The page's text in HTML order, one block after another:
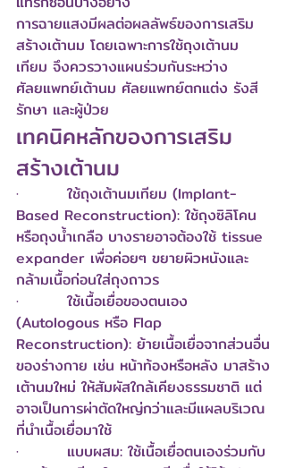
การฉายแสงมีผลต่อผลลัพธ์ของการเสริม
สร้างเต้านม โดยเฉพาะการใช้ถุงเต้านม
เทียม จึงควรวางแผนร่วมกันระหว่าง
ศัลยแพทย์เต้านม ศัลยแพทย์ตกแต่ง รังสี
รักษา และผู้ป่วย
เทคนิคหลักของการเสริม
สร้างเต้านม
·         ใช้ถุงเต้านมเทียม (Implant-
Based Reconstruction): ใช้ถุงซิลิโคน
หรือถุงน้ำเกลือ บางรายอาจต้องใช้ tissue
expander เพื่อค่อยๆ ขยายผิวหนังและ
กล้ามเนื้อก่อนใส่ถุงถาวร
·         ใช้เนื้อเยื่อของตนเอง
(Autologous หรือ Flap
Reconstruction): ย้ายเนื้อเยื่อจากส่วนอื่น
ของร่างกาย เช่น หน้าท้องหรือหลัง มาสร้าง
เต้านมใหม่ ให้สัมผัสใกล้เคียงธรรมชาติ แต่
อาจเป็นการผ่าตัดใหญ่กว่าและมีแผลบริเวณ
ที่นำเนื้อเยื่อมาใช้
·         แบบผสม: ใช้เนื้อเยื่อตนเองร่วมกับ